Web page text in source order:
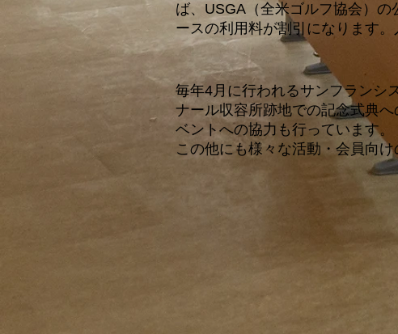
ば、USGA（全米ゴルフ協会）
ースの利用料が割引になります
毎年4月に行われるサンフランシ
ナール収容所跡地での記念式典
ベントへの協力も行っています。
この他にも様々な活動・会員向